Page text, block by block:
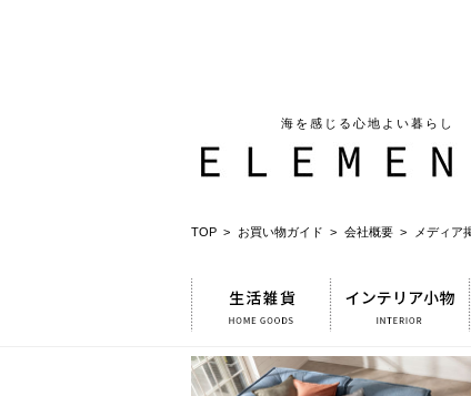
海を感じる心地よい暮らし
TOP > お買い物ガイド > 会社概要 > メディア